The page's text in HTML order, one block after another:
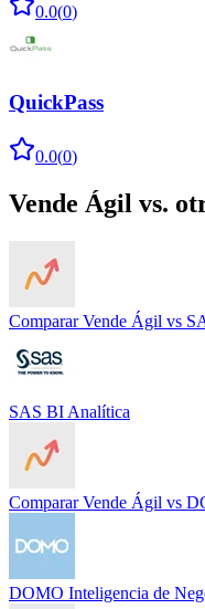
0.0(0)
QuickPass
0.0(0)
Vende Ágil vs.
Comparar Vende Ágil vs
SAS BI Analítica
Comparar Vende Ágil vs
DOMO Inteligencia de